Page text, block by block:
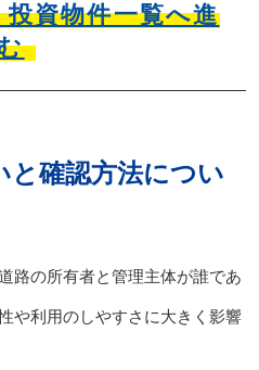
資物件一覧へ進
と確認方法につい
路の所有者と管理主体が誰であ
や利用のしやすさに大きく影響